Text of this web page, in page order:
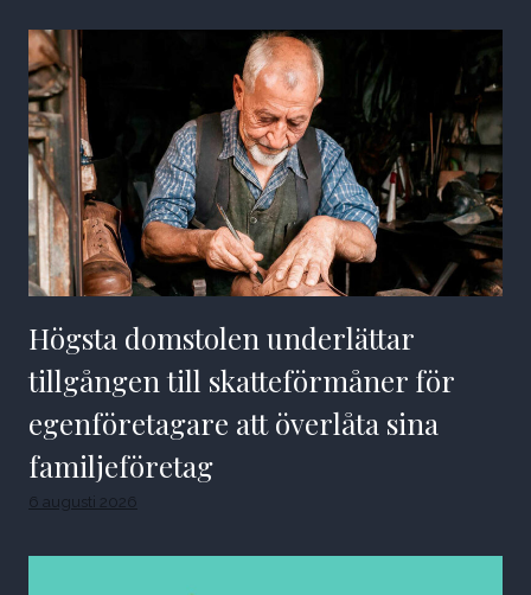
Högsta domstolen underlättar
tillgången till skatteförmåner för
egenföretagare att överlåta sina
familjeföretag
6 augusti 2026